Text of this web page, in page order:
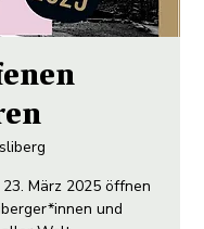
März 2025 öffnen
und